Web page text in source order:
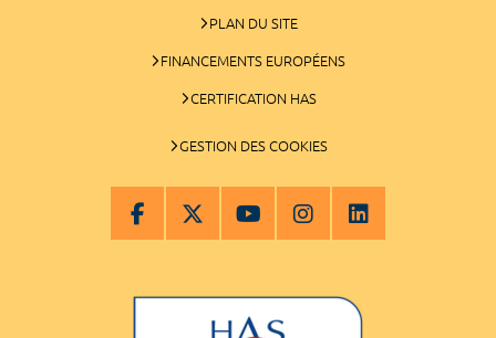
PLAN DU SITE
FINANCEMENTS EUROPÉENS
CERTIFICATION HAS
GESTION DES COOKIES